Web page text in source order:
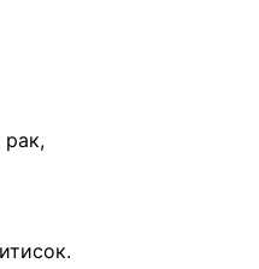
рак,